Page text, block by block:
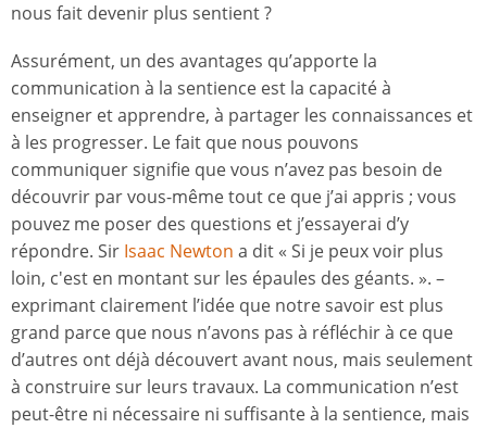
nous fait devenir plus sentient ?
Assurément, un des avantages qu’apporte la
communication à la sentience est la capacité à
enseigner et apprendre, à partager les connaissances et
à les progresser. Le fait que nous pouvons
communiquer signifie que vous n’avez pas besoin de
découvrir par vous-même tout ce que j’ai appris ; vous
pouvez me poser des questions et j’essayerai d’y
répondre. Sir Isaac Newton a dit « Si je peux voir plus
loin, c'est en montant sur les épaules des géants. ». –
exprimant clairement l’idée que notre savoir est plus
grand parce que nous n’avons pas à réfléchir à ce que
d’autres ont déjà découvert avant nous, mais seulement
à construire sur leurs travaux. La communication n’est
peut-être ni nécessaire ni suffisante à la sentience, mais